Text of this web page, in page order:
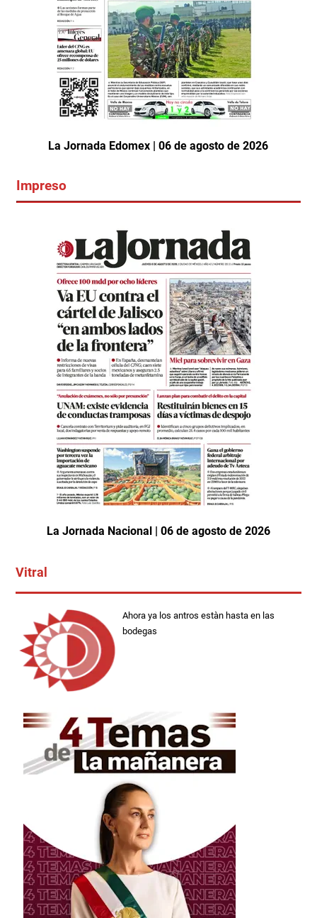
La Jornada Edomex | 06 de agosto de 2026
Impreso
La Jornada Nacional | 06 de agosto de 2026
Vitral
Ahora ya los antros estàn hasta en las
bodegas